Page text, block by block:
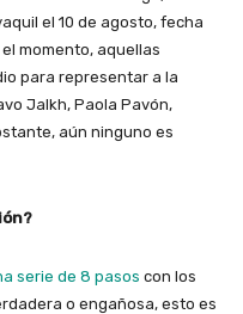
el 10 de agosto, fecha
momento, aquellas
para representar a la
Jalkh, Paola Pavón,
aún ninguno es
serie de 8 pasos con los
o engañosa, esto es